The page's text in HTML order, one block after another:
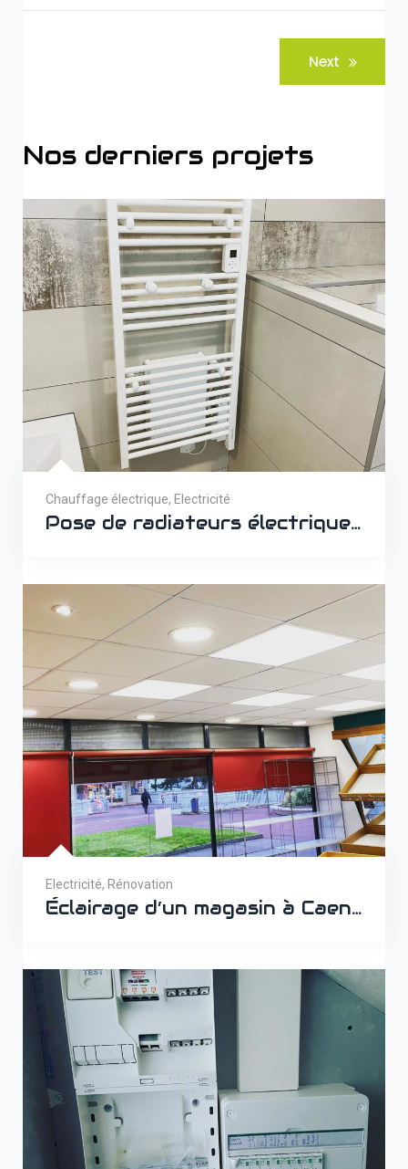
Next
Nos derniers projets
Chauffage électrique, Electricité
Pose de radiateurs électriques à Caen
Electricité, Rénovation
Éclairage d’un magasin à Caen Venoix